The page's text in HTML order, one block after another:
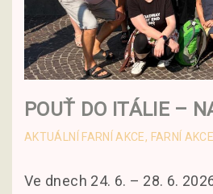
POUŤ DO ITÁLIE –
AKTUÁLNÍ FARNÍ AKCE FARNÍ AKCE
Ve dnech 24. 6. – 28. 6.